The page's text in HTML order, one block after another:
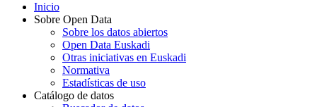
Inicio
Sobre Open Data
Sobre los datos abiertos
Open Data Euskadi
Otras iniciativas en Euskadi
Normativa
Estadísticas de uso
Catálogo de datos